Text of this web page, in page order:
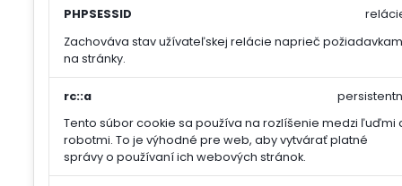
PHPSESSID
Zachováva stav užívateľskej relácie naprieč
na stránky.
rc::a
Tento súbor cookie sa používa na rozlíšenie medzi ľuďmi
robotmi. To je výhodné pre web, aby vytvárať platné
správy o používaní ich webových stránok.